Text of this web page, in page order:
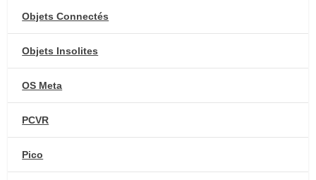
Objets Connectés
Objets Insolites
OS Meta
PCVR
Pico